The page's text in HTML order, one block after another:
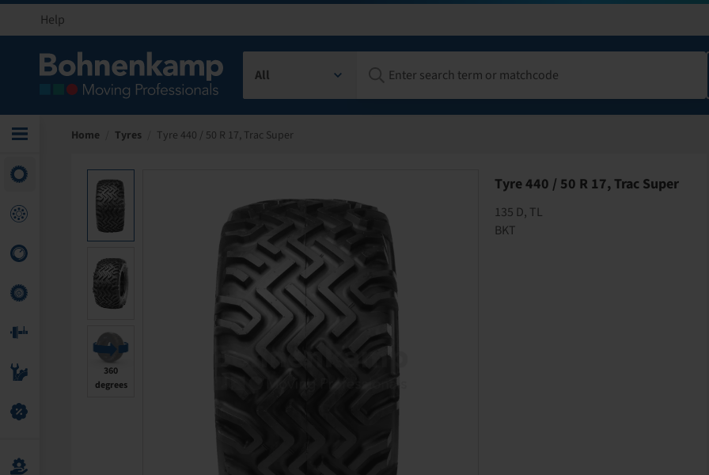
Help
All
Home Tyres Tyre 440 / 50 R 17, Trac Super
360
degrees
Tyre 440 / 50 R 17, Trac Super
135 D, TL
BKT